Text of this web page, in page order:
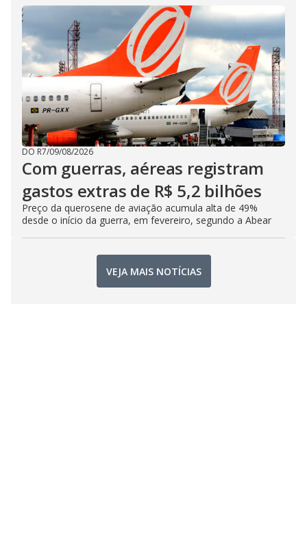
DO R7/09/08/2026
Com guerras, aéreas registram
gastos extras de R$ 5,2 bilhões
Preço da querosene de aviação acumula alta de 49%
desde o início da guerra, em fevereiro, segundo a Abear
VEJA MAIS NOTÍCIAS